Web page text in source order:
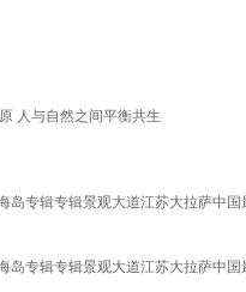
人与自然之间平衡共生
岛专辑专辑景观大道江苏大拉萨中
岛专辑专辑景观大道江苏大拉萨中